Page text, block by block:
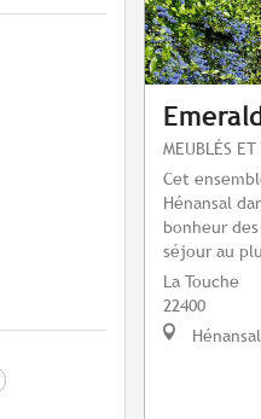
MEUBLÉS ET
Cet
Hénansal
bonheur
séjour au
La Touche
22400
Hénansal